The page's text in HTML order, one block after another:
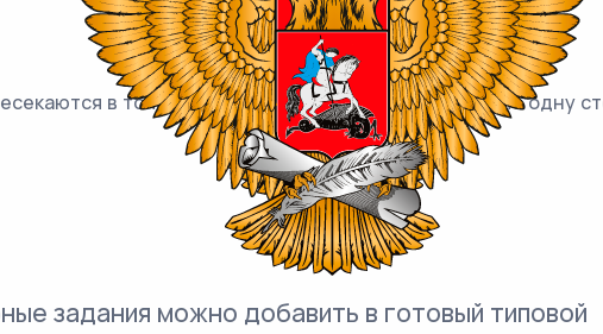
в точках S и T , причём точки M и N лежат по одну
задания можно добавить в готовый типовой